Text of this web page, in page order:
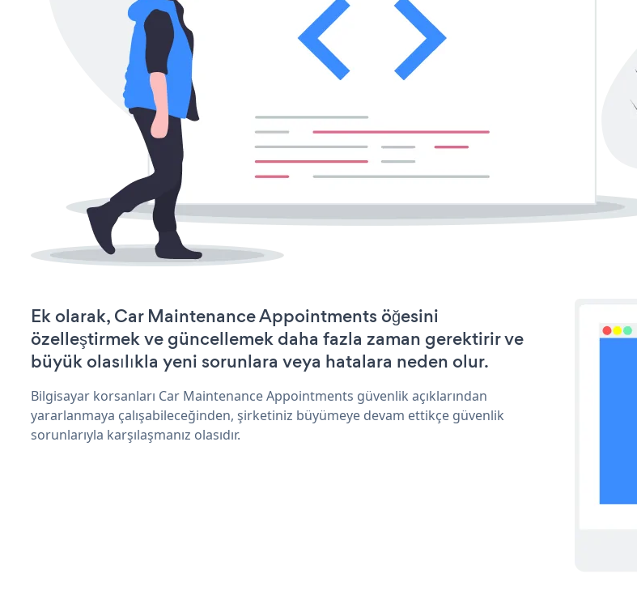
Ek olarak, Car Maintenance Appointments öğesini
özelleştirmek ve güncellemek daha fazla zaman gerektirir ve
büyük olasılıkla yeni sorunlara veya hatalara neden olur.
Bilgisayar korsanları Car Maintenance Appointments güvenlik açıklarından
yararlanmaya çalışabileceğinden, şirketiniz büyümeye devam ettikçe güvenlik
sorunlarıyla karşılaşmanız olasıdır.